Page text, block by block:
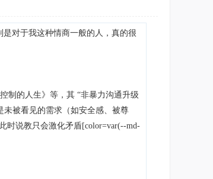
对于我这种情商一般的人，真的很
制的人生》等，其 “非暴力沟通升级
被看见的需求（如安全感、被尊
时说教只会激化矛盾[color=var(--md-